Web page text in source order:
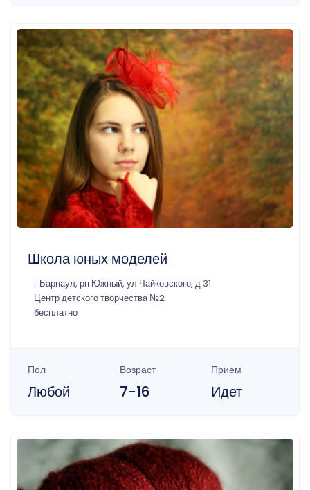
Школа юных моделей
г Барнаул, рп Южный, ул Чайковского, д 31
Центр детского творчества №2
бесплатно
Пол
Любой
Возраст
7-16
Прием
Идет